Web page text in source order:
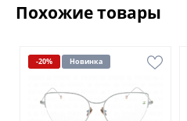
Похожие товары
-20% Новинка